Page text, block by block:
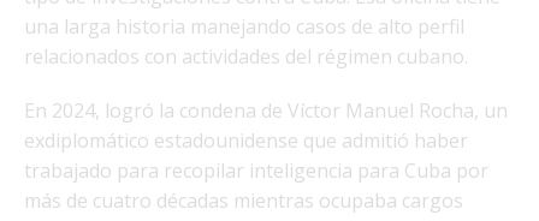
una larga historia manejando casos de alto perfil
relacionados con actividades del régimen cubano.
En 2024, logró la condena de Víctor Manuel Rocha, un
exdiplomático estadounidense que admitió haber
trabajado para recopilar inteligencia para Cuba por
más de cuatro décadas mientras ocupaba cargos